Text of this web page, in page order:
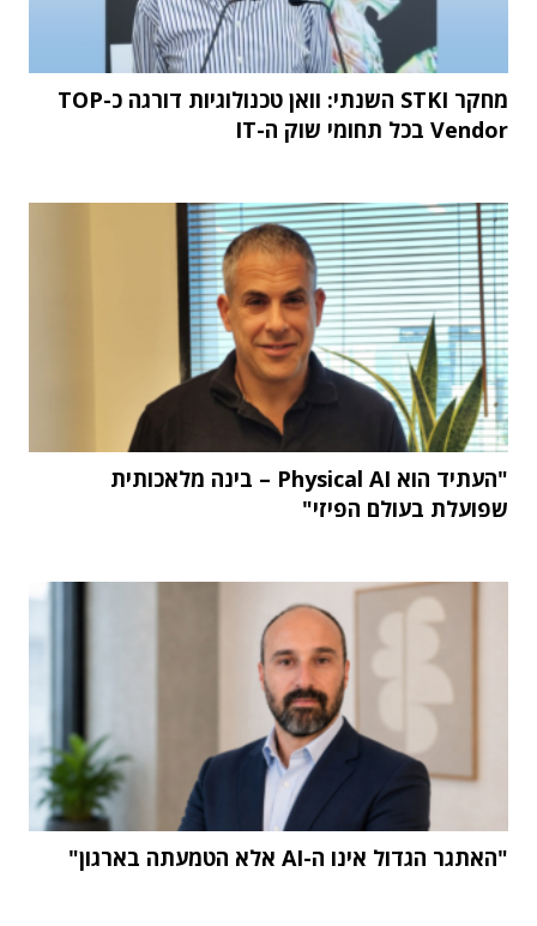
מחקר STKI השנתי: וואן טכנולוגיות דורגה כ-TOP
Vendor בכל תחומי שוק ה-IT
"העתיד הוא Physical AI – בינה מלאכותית
שפועלת בעולם הפיזי"
"האתגר הגדול אינו ה-AI אלא הטמעתה בארגון"